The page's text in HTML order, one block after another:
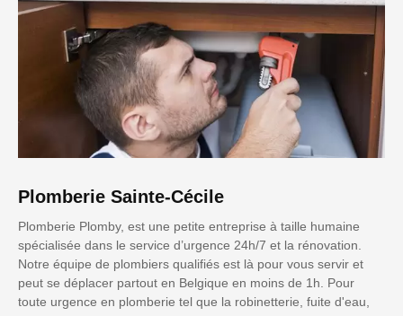
Plomberie Sainte-Cécile
Plomberie Plomby, est une petite entreprise à taille humaine
spécialisée dans le service d’urgence 24h/7 et la rénovation.
Notre équipe de plombiers qualifiés est là pour vous servir et
peut se déplacer partout en Belgique en moins de 1h. Pour
toute urgence en plomberie tel que la robinetterie, fuite d'eau,